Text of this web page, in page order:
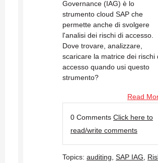
Governance (IAG) è lo
strumento cloud SAP che
permette anche di svolgere
l'analisi dei rischi di accesso.
Dove trovare, analizzare,
scaricare la matrice dei rischi
accesso quando usi questo
strumento?
Read
0 Comments Click here to
read/write comments
Topics: auditing, SAP IAG,